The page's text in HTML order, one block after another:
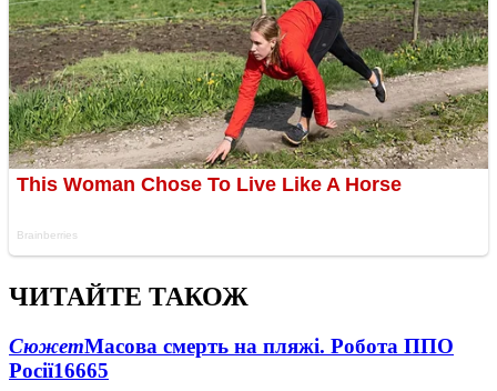
ЧИТАЙТЕ ТАКОЖ
СюжетМасова смерть на пляжі. Робота ППО
Росії16665